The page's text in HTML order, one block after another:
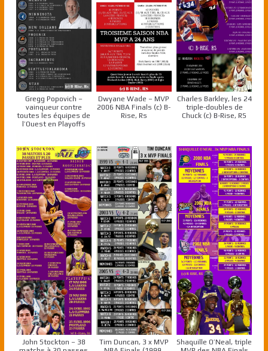
Gregg Popovich –
vainqueur contre
toutes les équipes de
l’Ouest en Playoffs
Dwyane Wade – MVP
2006 NBA Finals (c) B-
Rise, Rs
Charles Barkley, les 24
triple-doubles de
Chuck (c) B-Rise, RS
John Stockton – 38
Tim Duncan, 3 x MVP
Shaquille O’Neal, triple